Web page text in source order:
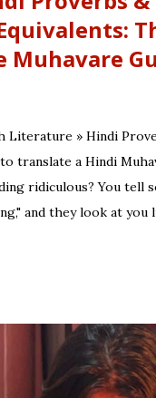
Muhavare
Literature » Hindi
translate a Hindi
ridiculous? You tell
and they look at you
Buffalo is Dancing"!
for famous Hindi
the internet